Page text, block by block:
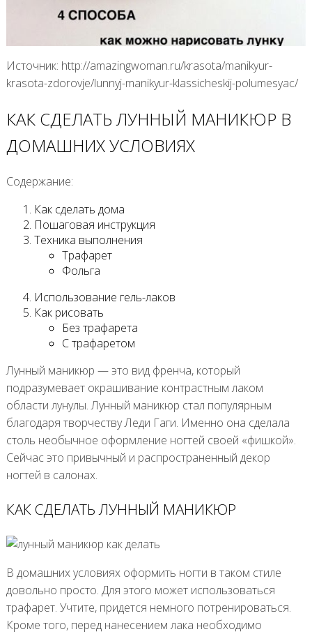
Источник: http://amazingwoman.ru/krasota/manikyur-
krasota-zdorovje/lunnyj-manikyur-klassicheskij-polumesyac/
КАК СДЕЛАТЬ ЛУННЫЙ МАНИКЮР В
ДОМАШНИХ УСЛОВИЯХ
Содержание:
Как сделать дома
Пошаговая инструкция
Техника выполнения
Трафарет
Фольга
Использование гель-лаков
Как рисовать
Без трафарета
С трафаретом
Лунный маникюр — это вид френча, который
подразумевает окрашивание контрастным лаком
области лунулы. Лунный маникюр стал популярным
благодаря творчеству Леди Гаги. Именно она сделала
столь необычное оформление ногтей своей «фишкой».
Сейчас это привычный и распространенный декор
ногтей в салонах.
КАК СДЕЛАТЬ ЛУННЫЙ МАНИКЮР
В домашних условиях оформить ногти в таком стиле
довольно просто. Для этого может использоваться
трафарет. Учтите, придется немного потренироваться.
Кроме того, перед нанесением лака необходимо